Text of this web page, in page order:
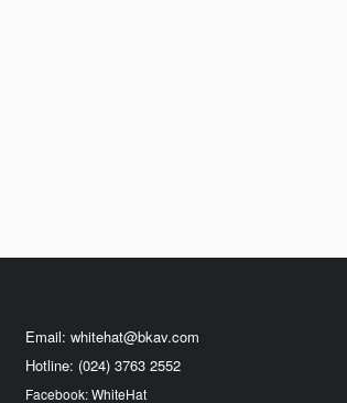
Email: whitehat@bkav.com
Hotline: (024) 3763 2552
Facebook: WhiteHat